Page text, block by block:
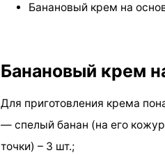
Банановый крем на
Банановый крем
Для приготовления крема
— спелый банан (на его
точки) – 3 шт.;